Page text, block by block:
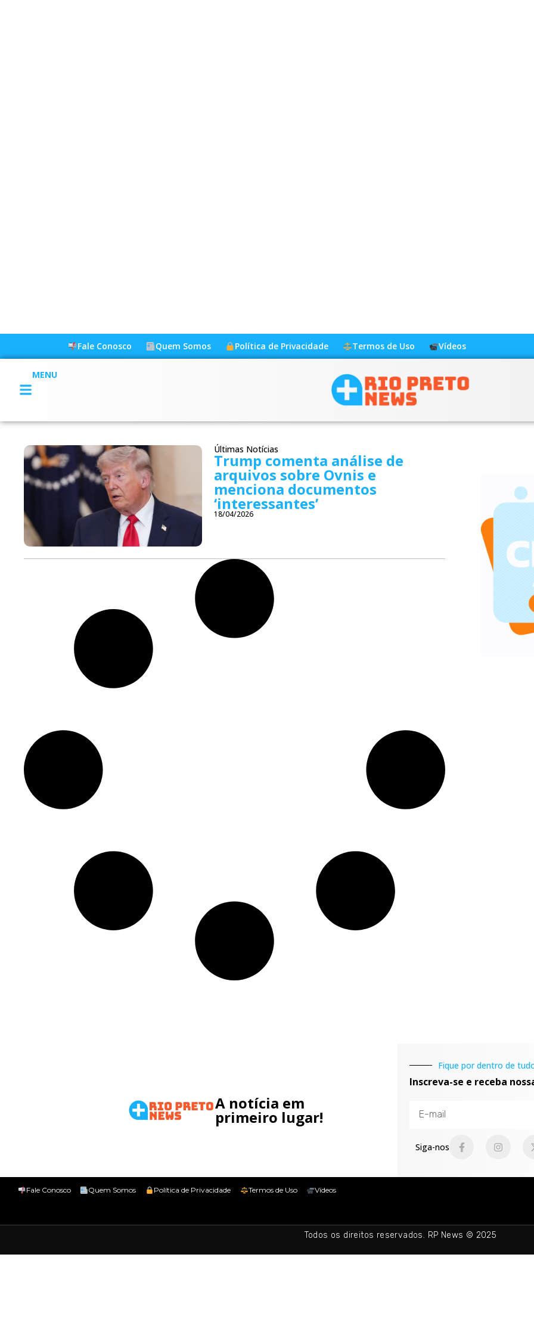
Fale Conosco Quem Somos Política de Privacidade Termos de Uso Vídeos
MENU
Últimas Notícias
Trump comenta análise de
arquivos sobre Ovnis e
menciona documentos
‘interessantes’
18/04/2026
A notícia em
primeiro lugar!
Fique por dentro de
Inscreva-se e receba
Siga-nos
Fale Conosco Quem Somos Política de Privacidade Termos de Uso Vídeos
Todos os direitos reservados. RP News © 2025